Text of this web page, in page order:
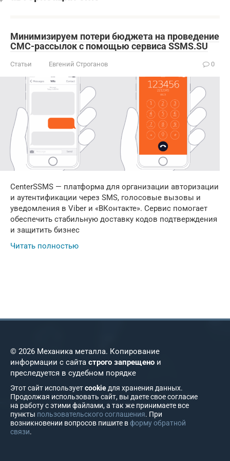
Минимизируем потери бюджета на проведение
СМС-рассылок с помощью сервиса SSMS.SU
Статьи Евгений Строганов 0
CenterSSMS — платформа для организации авторизации
и аутентификации через SMS, голосовые вызовы и
уведомления в Viber и «ВКонтакте». Сервис помогает
обеспечить стабильную доставку кодов подтверждения
и защитить бизнес
Читать полностью
© 2026 Механика металла. Копирование
информации с сайта строго запрещено и
преследуется в судебном порядке
Этот сайт используетcookieдля хранения данных.
Продолжая использовать сайт, вы даете свое согласие
на работу с этими файлами, а так же принимаете все
пункты пользовательского соглашения. При
возникновении вопросов пишите вформу обратной
связи.